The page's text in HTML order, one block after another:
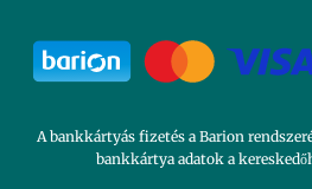
A bankkártyás fizetés a Barion
bankkártya adatok a